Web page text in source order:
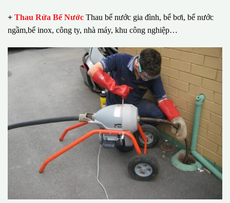
+ Thau Rửa Bể Nước Thau bể nước gia đình, bể bơi, bể nước
ngầm,bể inox, công ty, nhà máy, khu công nghiệp…